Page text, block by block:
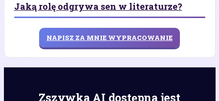
Jaką rolę odgrywa sen w literaturze?
NAPISZ ZA MNIE WYPRACOWANIE
Zszywka AI dostępna jest